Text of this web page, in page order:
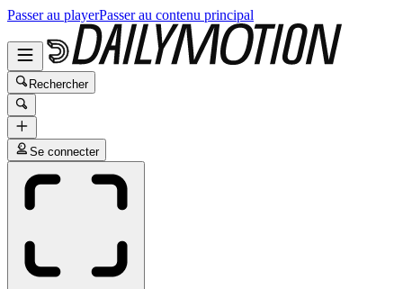
Passer au playerPasser au contenu principal
Rechercher
Se connecter